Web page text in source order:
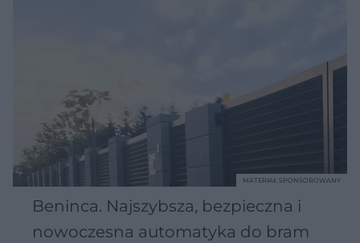
Beninca. Najszybsza, bezpieczna i
nowoczesna automatyka do bram
MATERIAŁ SPONSOROWANY